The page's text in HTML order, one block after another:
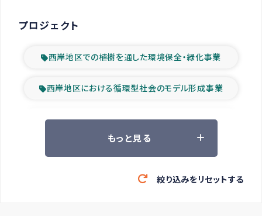
プロジェクト
西岸地区での植樹を通した環境保全・緑化事業
西岸地区における循環型社会のモデル形成事業
ツアー参加者の声
緊急救援の時代
もっと見る
絞り込みをリセットする